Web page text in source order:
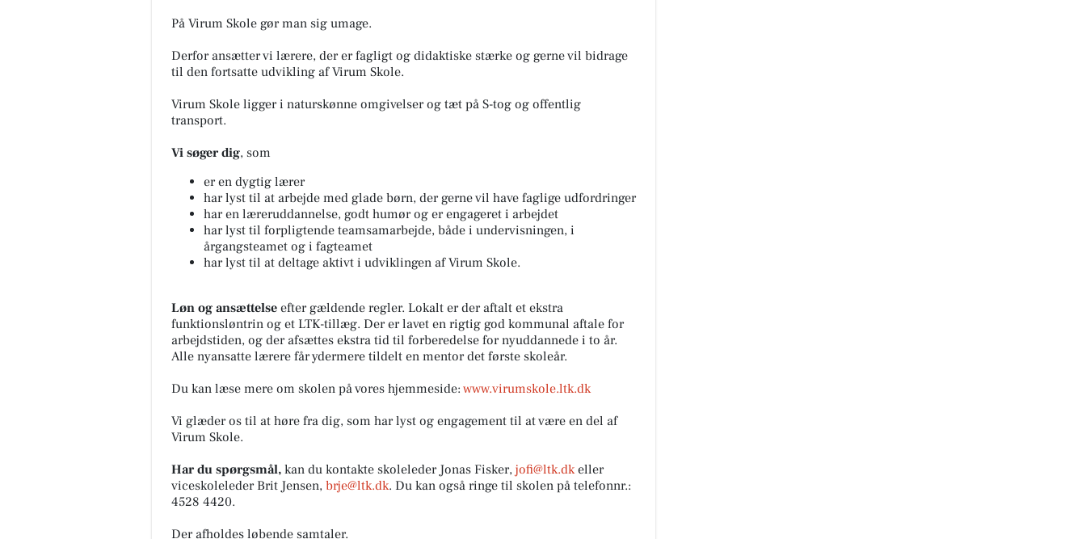
På Virum Skole gør man sig umage.
Derfor ansætter vi lærere, der er fagligt og didaktiske stærke og gerne vil bidrage
til den fortsatte udvikling af Virum Skole.
Virum Skole ligger i naturskønne omgivelser og tæt på S-tog og offentlig
transport.
Vi søger dig, som
er en dygtig lærer
har lyst til at arbejde med glade børn, der gerne vil have faglige udfordringer
har en læreruddannelse, godt humør og er engageret i arbejdet
har lyst til forpligtende teamsamarbejde, både i undervisningen, i
årgangsteamet og i fagteamet
har lyst til at deltage aktivt i udviklingen af Virum Skole.
Løn og ansættelse efter gældende regler. Lokalt er der aftalt et ekstra
funktionsløntrin og et LTK-tillæg. Der er lavet en rigtig god kommunal aftale for
arbejdstiden, og der afsættes ekstra tid til forberedelse for nyuddannede i to år.
Alle nyansatte lærere får ydermere tildelt en mentor det første skoleår.
Du kan læse mere om skolen på vores hjemmeside: www.virumskole.ltk.dk
Vi glæder os til at høre fra dig, som har lyst og engagement til at være en del af
Virum Skole.
Har du spørgsmål, kan du kontakte skoleleder Jonas Fisker, jofi@ltk.dkeller
viceskoleleder Brit Jensen, brje@ltk.dk. Du kan også ringe til skolen på telefonnr.:
4528 4420.
Der afholdes løbende samtaler.